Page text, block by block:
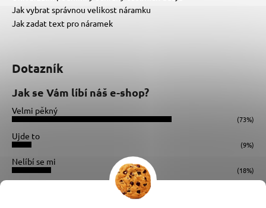
Jak vybrat správnou velikost náramku
Jak zadat text pro náramek
Dotazník
Jak se Vám líbí náš e-shop?
Velmi pěkný
(73%)
Ujde to
(9%)
Nelíbí se mi
(18%)